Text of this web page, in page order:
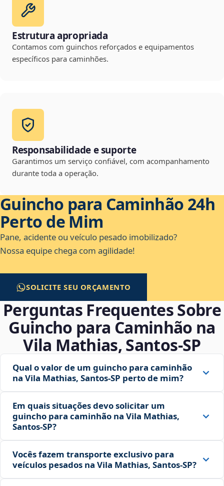
Estrutura apropriada
Contamos com guinchos reforçados e equipamentos
específicos para caminhões.
Responsabilidade e suporte
Garantimos um serviço confiável, com acompanhamento
durante toda a operação.
Guincho para Caminhão 24h
Perto de Mim
Pane, acidente ou veículo pesado imobilizado?
Nossa equipe chega com agilidade!
SOLICITE SEU ORÇAMENTO
Perguntas Frequentes Sobre
Guincho para Caminhão na
Vila Mathias, Santos‑SP
Qual o valor de um guincho para caminhão
na Vila Mathias, Santos‑SP perto de mim?
Em quais situações devo solicitar um
guincho para caminhão na Vila Mathias,
Santos‑SP?
Vocês fazem transporte exclusivo para
veículos pesados na Vila Mathias, Santos‑SP?